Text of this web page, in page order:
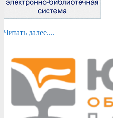
Читать далее....